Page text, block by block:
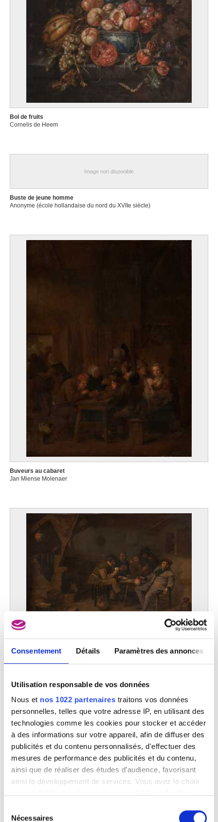
Consentement Détails Paramètres des annonces
Utilisation responsable de vos données
Nous et nos 1022 partenaires traitons vos données
personnelles, telles que votre adresse IP, en utilisant des
technologies comme les cookies pour stocker et accéder
à des informations sur votre appareil, afin de diffuser des
publicités et du contenu personnalisés, d'effectuer des
mesures de performance des publicités et du contenu,
ainsi que de réaliser des études d’audience, favorisant
ainsi le développement de services. Vous avez le choix
tout moment en consultant la Déclaration relative aux
Nécessaires
Bol de fruits
Cornelis de Heem
Image non disponible
Buste de jeune homme
Anonyme (école hollandaise du nord du XVIIe siècle)
Buveurs au cabaret
Jan Miense Molenaer
Pieter de Bloot